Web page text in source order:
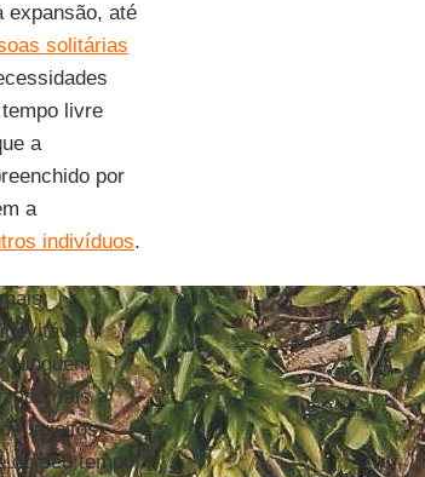
expansão, até
solitárias
livre
a
por
a
indivíduos.
Ninguém
tais a
sujeitos
do seu tempo